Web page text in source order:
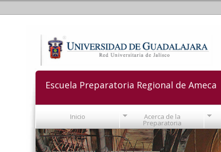
Escuela Preparatoria Regional de Ameca
Inicio Acerca de la
Preparatoria